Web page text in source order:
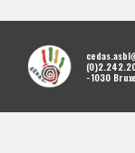
- 1030